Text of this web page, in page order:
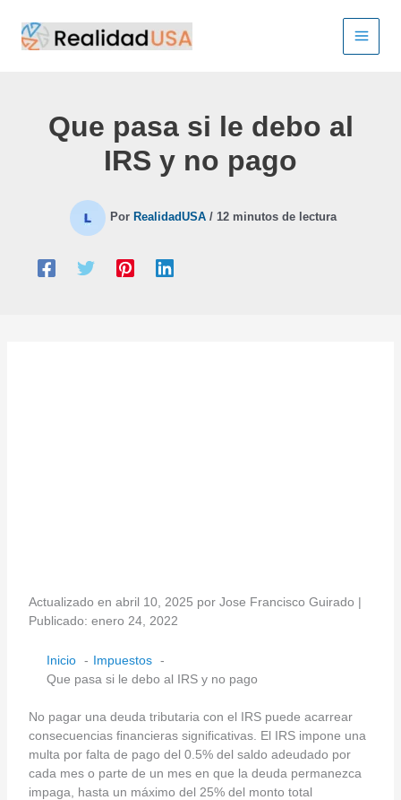
contenido
Que pasa si le debo al
IRS y no pago
Por RealidadUSA / 12 minutos de lectura
Actualizado en abril 10, 2025 por Jose Francisco Guirado |
Publicado: enero 24, 2022
Inicio
Impuestos
Que pasa si le debo al IRS y no pago
No pagar una deuda tributaria con el IRS puede acarrear
consecuencias financieras significativas. El IRS impone una
multa por falta de pago del 0.5% del saldo adeudado por
cada mes o parte de un mes en que la deuda permanezca
impaga, hasta un máximo del 25% del monto total